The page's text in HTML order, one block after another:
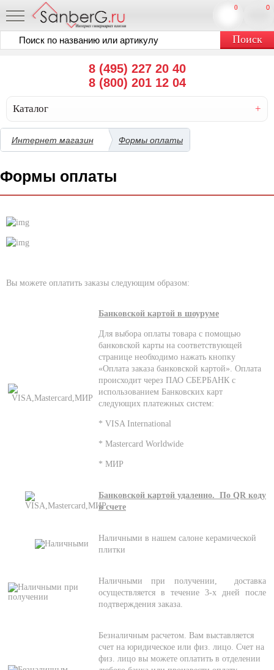
8 (495) 227 20 40
8 (800) 201 12 04
0
0
Каталог
Интернет магазин Формы оплаты
Формы оплаты
Вы можете оплатить заказы следующим образом:
Банковской картой в шоуруме
Для выбора оплаты товара с помощью
банковской карты на соответствующей
странице необходимо нажать кнопку
«Оплата заказа банковской картой». Оплата
происходит через ПАО СБЕРБАНК с
использованием Банковских карт
следующих платежных систем:
* VISA International
* Mastercard Worldwide
* МИР
Банковской картой удаленно. По QR коду
в счете
Наличными в нашем салоне керамической
плитки
Наличными при получении, доставка
осуществляется в течение 3-х дней после
подтверждения заказа.
Безналичным расчетом. Вам выставляется
счет на юридическое или физ. лицо. Счет на
физ. лицо вы можете оплатить в отделении